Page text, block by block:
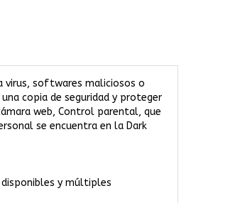
virus, softwares maliciosos o
copia de seguridad y proteger
web, Control parental, que
se encuentra en la Dark
disponibles y múltiples